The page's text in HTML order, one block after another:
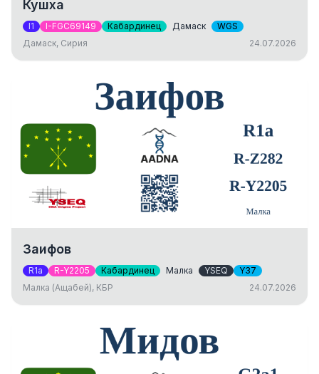
Кушха
I1 I-FGC69149 Кабардинец Дамаск
WGS
Дамаск, Сирия
24.07.2026
Заифов
R1a R-Y2205 Кабардинец Малка YSEQ
Y37
Малка (Ащабей), КБР
24.07.2026